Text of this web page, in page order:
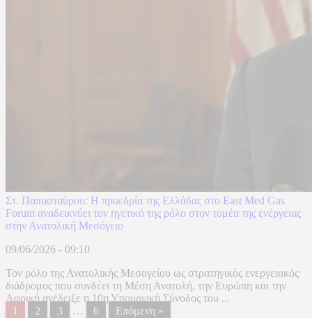
Στ. Παπασταύρου: Η προεδρία της Ελλάδας στο East Med Gas
Forum αναδεικνύει τον ηγετικό της ρόλο στον τομέα της ενέργειας
στην Ανατολική Μεσόγειο
09/06/2026 - 09:10
Τον ρόλο της Ανατολικής Μεσογείου ως στρατηγικός ενεργειακός
διάδρομος που συνδέει τη Μέση Ανατολή, την Ευρώπη και την
Αφρική ανέδειξε η 10η Υπουργική Σύνοδος του ...
1
2 3 … 6
Επόμενη »